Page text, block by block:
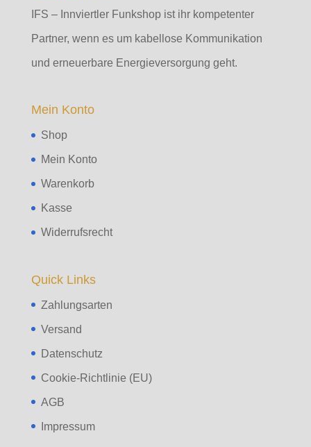
IFS – Innviertler Funkshop ist ihr kompetenter
Partner, wenn es um kabellose Kommunikation
und erneuerbare Energieversorgung geht.
Mein Konto
Shop
Mein Konto
Warenkorb
Kasse
Widerrufsrecht
Quick Links
Zahlungsarten
Versand
Datenschutz
Cookie-Richtlinie (EU)
AGB
Impressum